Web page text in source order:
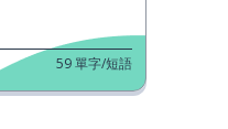
59單字/短語